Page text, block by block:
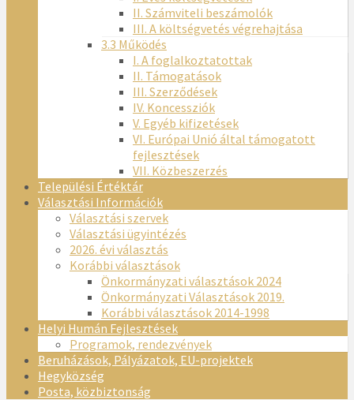
II. Számviteli beszámolók
III. A költségvetés végrehajtása
3.3 Működés
I. A foglalkoztatottak
II. Támogatások
III. Szerződések
IV. Koncessziók
V. Egyéb kifizetések
VI. Európai Unió által támogatott
fejlesztések
VII. Közbeszerzés
Települési Értéktár
Választási Információk
Választási szervek
Választási ügyintézés
2026. évi választás
Korábbi választások
Önkormányzati választások 2024
Önkormányzati Választások 2019.
Korábbi választások 2014-1998
Helyi Humán Fejlesztések
Programok, rendezvények
Beruházások, Pályázatok, EU-projektek
Hegyközség
Posta, közbiztonság